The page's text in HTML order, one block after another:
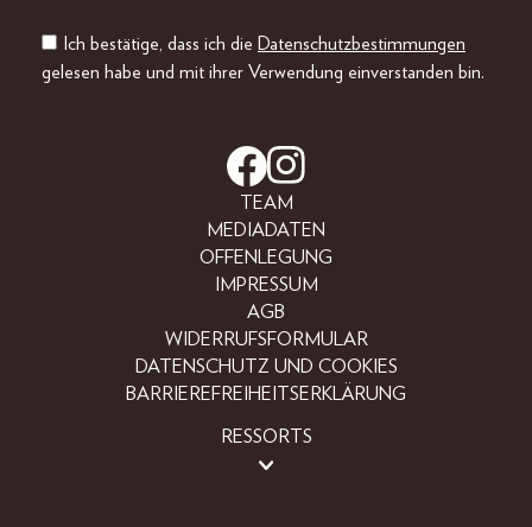
Ich bestätige, dass ich die Datenschutzbestimmungen
gelesen habe und mit ihrer Verwendung einverstanden bin.
TEAM
MEDIADATEN
OFFENLEGUNG
IMPRESSUM
AGB
WIDERRUFSFORMULAR
DATENSCHUTZ UND COOKIES
BARRIEREFREIHEITSERKLÄRUNG
RESSORTS